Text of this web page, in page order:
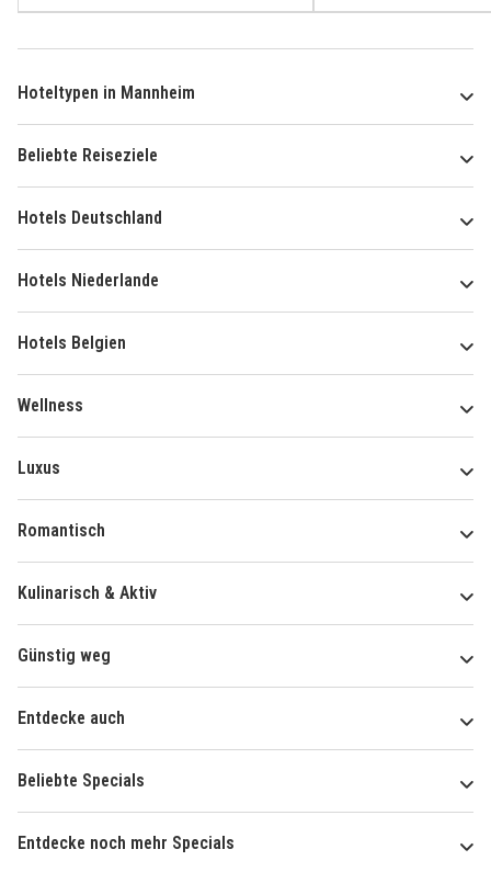
Hoteltypen in Mannheim
Beliebte Reiseziele
Hotels Deutschland
Hotels Niederlande
Hotels Belgien
Wellness
Luxus
Romantisch
Kulinarisch & Aktiv
Günstig weg
Entdecke auch
Beliebte Specials
Entdecke noch mehr Specials